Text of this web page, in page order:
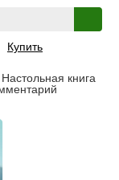
Купить
книга